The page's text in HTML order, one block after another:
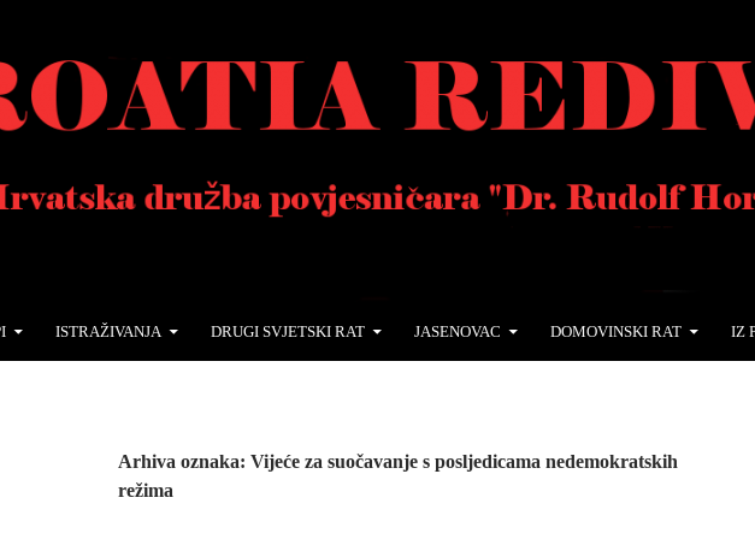
ISTRAŽIVANJA DRUGI SVJETSKI RAT JASENOVAC DOMOVINSKI RAT IZ
Arhiva oznaka: Vijeće za suočavanje s posljedicama nedemokratskih
režima